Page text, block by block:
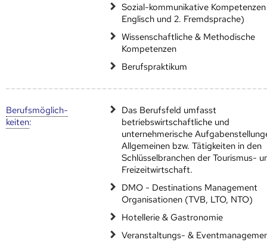
Sozial-kommunikative
Englisch und 2. Fremdsprache)
Wissenschaftliche & Methodische
Kompetenzen
Berufspraktikum
Berufs­möglich­
keiten:
Das Berufsfeld umfasst
betriebswirtschaftliche und
unternehmerische
Allgemeinen bzw. Tätigkeiten in den
Schlüsselbranchen der Tourismus-
Freizeitwirtschaft.
DMO - Destinations Management
Organisationen (TVB, LTO, NTO)
Hotellerie & Gastronomie
Veranstaltungs- &